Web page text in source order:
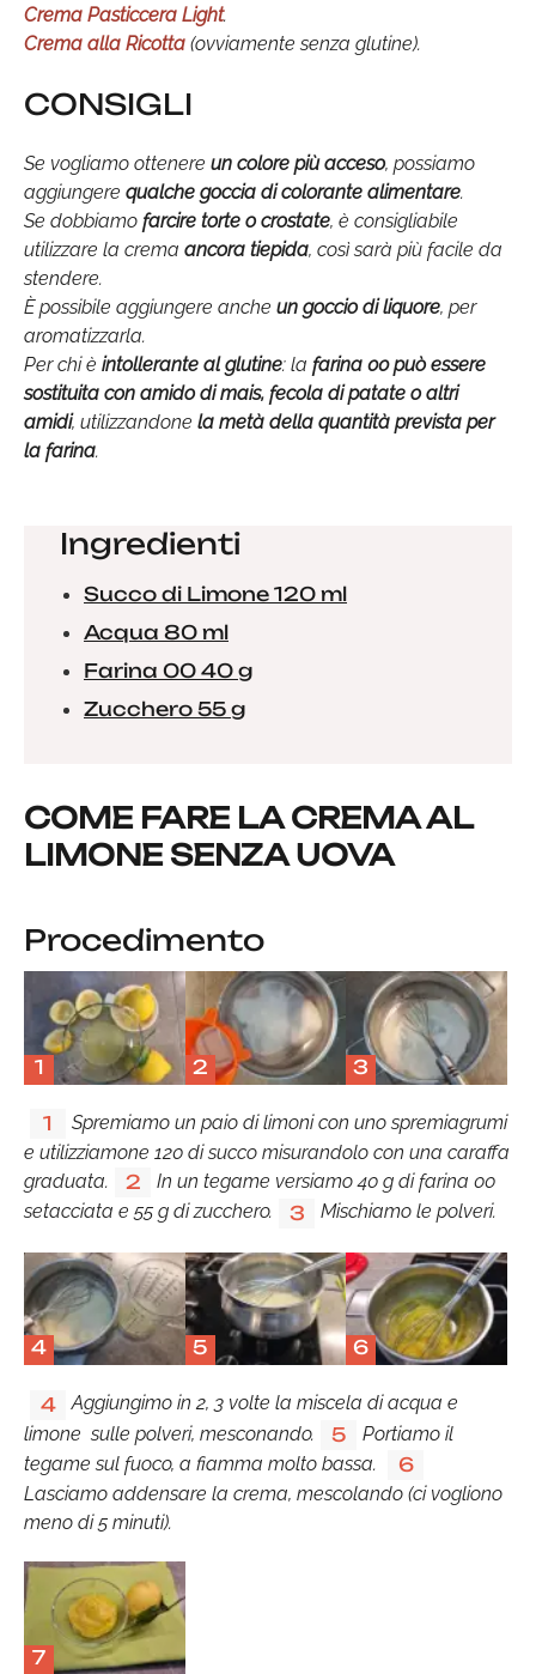
Crema Pasticcera Light.
Crema alla Ricotta (ovviamente senza glutine).
CONSIGLI
Se vogliamo ottenere un colore più acceso, possiamo
aggiungere qualche goccia di colorante alimentare.
Se dobbiamo farcire torte o crostate, è consigliabile
utilizzare la crema ancora tiepida, così sarà più facile da
stendere.
È possibile aggiungere anche un goccio di liquore, per
aromatizzarla.
Per chi è intollerante al glutine: la farina 00 può essere
sostituita con amido di mais, fecola di patate o altri
amidi, utilizzandone la metà della quantità prevista per
la farina.
Ingredienti
Succo di Limone 120 ml
Acqua 80 ml
Farina 00 40 g
Zucchero 55 g
COME FARE LA CREMA AL
LIMONE SENZA UOVA
Procedimento
1 2 3
1
Spremiamo un paio di limoni con uno spremiagrumi
e utilizziamone 120 di succo misurandolo con una caraffa
graduata.
2
In un tegame versiamo 40 g di farina 00
setacciata e 55 g di zucchero.
3 Mischiamo le polveri.
4 5 6
4
Aggiungimo in 2, 3 volte la miscela di acqua e
limone sulle polveri, mesconando.
5
Portiamo il
tegame sul fuoco, a fiamma molto bassa.
6
Lasciamo addensare la crema, mescolando (ci vogliono
meno di 5 minuti).
7